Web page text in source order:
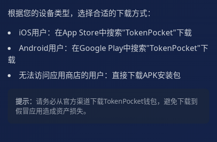
根据您的设备类型，选择合适的下载方式：
iOS用户：在App Store中搜索"TokenPocket"下载
Android用户：在Google Play中搜索"TokenPocket"下
载
无法访问应用商店的用户：直接下载APK安装包
提示： 请务必从官方渠道下载TokenPocket钱包，避免下载到
假冒应用造成资产损失。